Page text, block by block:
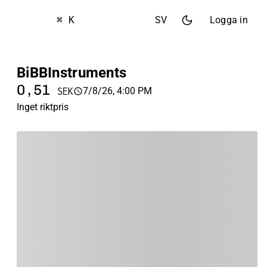
⌘ K SV Logga in
BiBBInstruments
0,51 SEK
7/8/26, 4:00 PM
Inget riktpris